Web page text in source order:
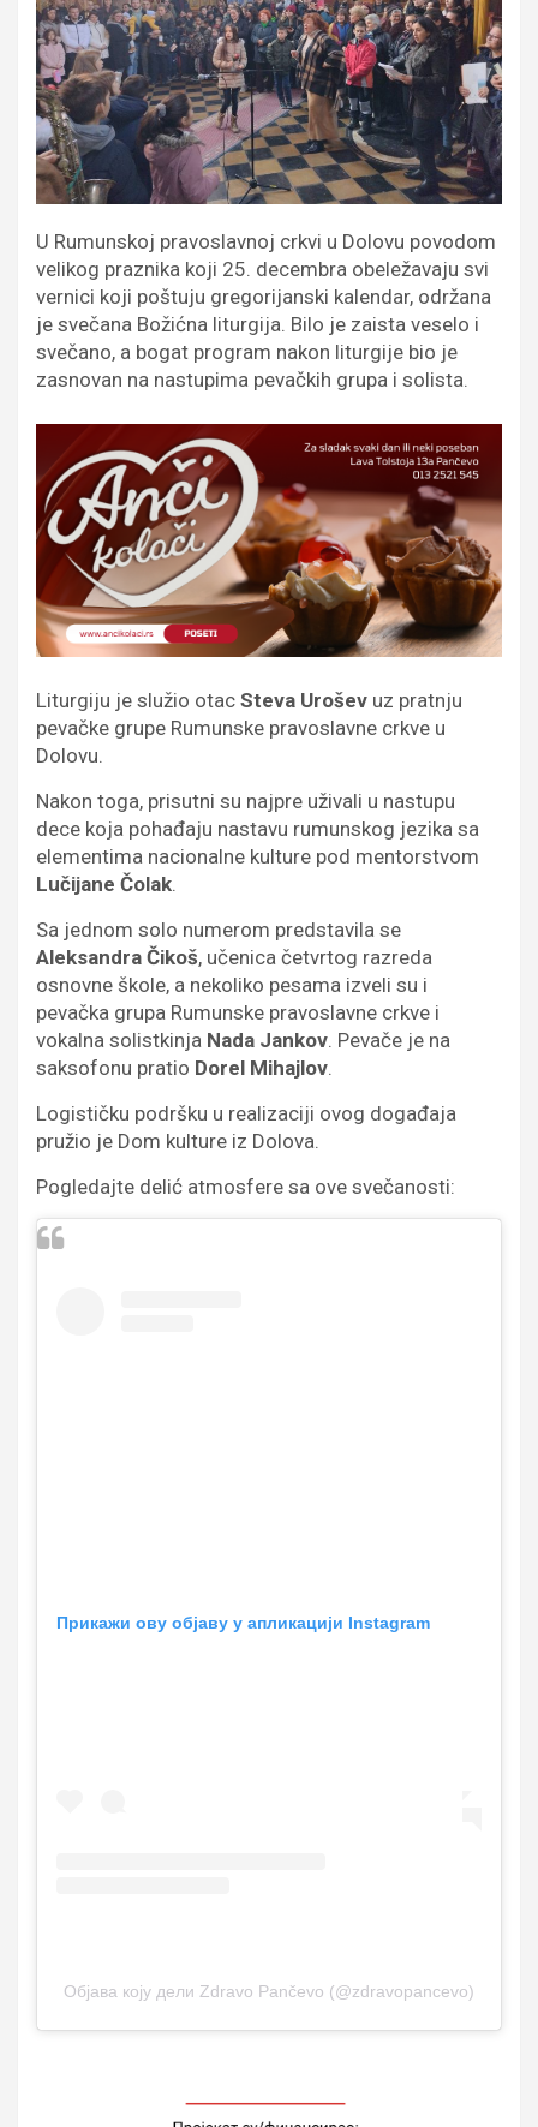
U Rumunskoj pravoslavnoj crkvi u Dolovu povodom
velikog praznika koji 25. decembra obeležavaju svi
vernici koji poštuju gregorijanski kalendar, održana
je svečana Božićna liturgija. Bilo je zaista veselo i
svečano, a bogat program nakon liturgije bio je
zasnovan na nastupima pevačkih grupa i solista.
Liturgiju je služio otac Steva Urošev uz pratnju
pevačke grupe Rumunske pravoslavne crkve u
Dolovu.
Nakon toga, prisutni su najpre uživali u nastupu
dece koja pohađaju nastavu rumunskog jezika sa
elementima nacionalne kulture pod mentorstvom
Lučijane Čolak.
Sa jednom solo numerom predstavila se
Aleksandra Čikoš, učenica četvrtog razreda
osnovne škole, a nekoliko pesama izveli su i
pevačka grupa Rumunske pravoslavne crkve i
vokalna solistkinja Nada Jankov. Pevače je na
saksofonu pratio Dorel Mihajlov.
Logističku podršku u realizaciji ovog događaja
pružio je Dom kulture iz Dolova.
Pogledajte delić atmosfere sa ove svečanosti:
Прикажи ову објаву у апликацији Instagram
Објава коју дели Zdravo Pančevo (@zdravopancevo)